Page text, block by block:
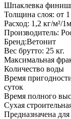
Шпаклевка
Толщина слоя: от
Расход: 1,2 кг/м²/
Производитель:
Бренд:Ветонит
Вес брутто: 25 кг.
Максимальная
Количество воды
Время
суток
Время полного
Сухая
Предназначена